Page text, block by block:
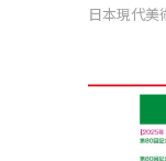
日本現代美